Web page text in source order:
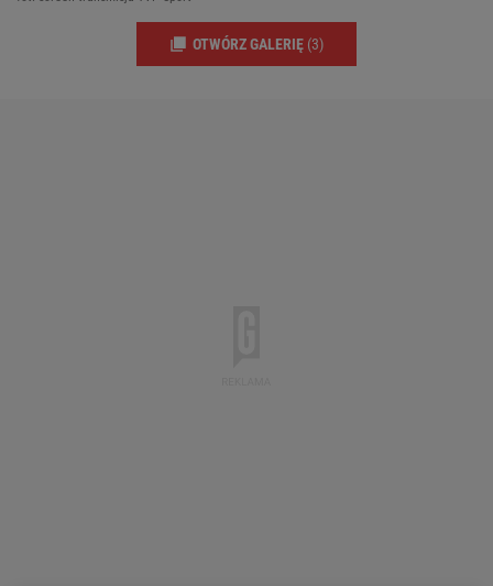
OTWÓRZ GALERIĘ (3)